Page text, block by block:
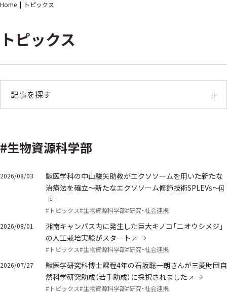
Home トピックス
トピックス
記事を探す
#生物資源科学部
2026/08/03
獣医学科の中山駿矢助教がエクソソームを用いた新たな
治療法を確立～新たなエクソソーム修飾技術SPLEVs～
#トピックス#生物資源科学部#研究・社会連携
2026/08/01
湘南キャンパス内に発生した巨大キノコ「ニオウシメジ」
の人工栽培実験がスタート
#トピックス#生物資源科学部#研究・社会連携
2026/07/27
獣医学研究科博士課程4年の石坂聡一朗さんが三菱財団自
然科学研究助成（若手助成）に採択されました
#トピックス#生物資源科学部#研究・社会連携